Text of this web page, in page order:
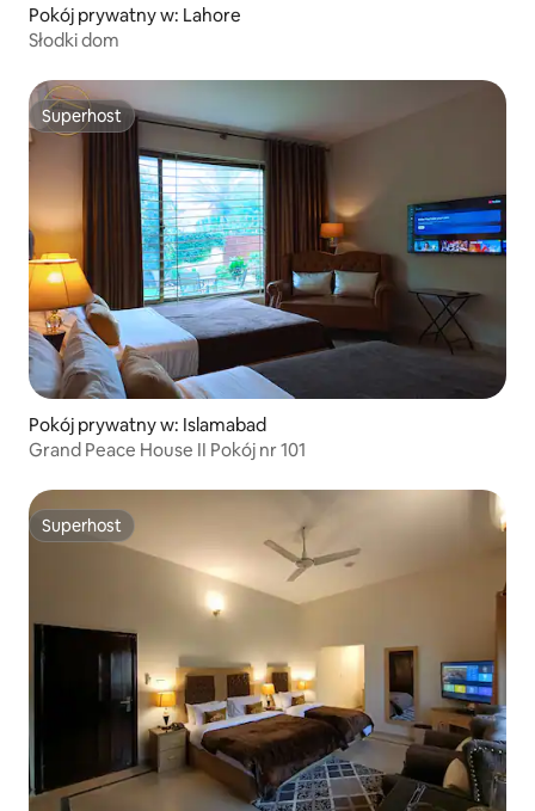
Pokój prywatny w: Lahore
Słodki dom
Superhost
Superhost
Pokój prywatny w: Islamabad
Grand Peace House II Pokój nr 101
Superhost
Superhost